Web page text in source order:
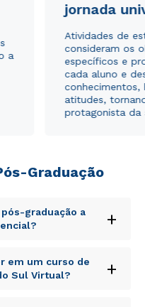
a
jornada
Atividades de
consideram os
específicos e
cada aluno e
conhecimentos,
atitudes,
protagonista da
Graduação
graduação a
+
iste natus error sit
laudantium,
quae ab illo inventore
em um curso de
Sul Virtual?
+